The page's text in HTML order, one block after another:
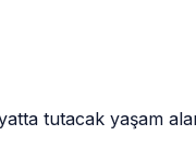
tutacak yaşam